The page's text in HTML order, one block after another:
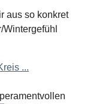
aus so konkret
...